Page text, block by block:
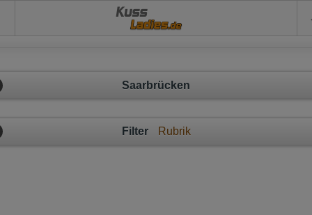
Kuss
Saarbrücken
Filter Rubrik